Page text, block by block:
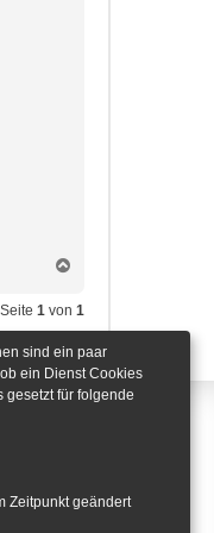
c
h
b
e
n
1 von 1
zu
sind ein paar
ein Dienst Cookies
gesetzt für folgende
Zeitpunkt geändert